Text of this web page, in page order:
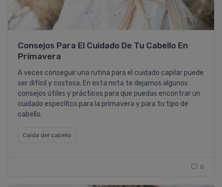
Consejos Para El Cuidado De Tu Cabello En
Primavera
A veces conseguir una rutina para el cuidado capilar puede
ser difícil y costosa. En esta nota te dejamos algunos
consejos útiles y prácticos para que puedas encontrar un
cuidado específico para la primavera y para tu tipo de
cabello.
Caí­da del cabello
0